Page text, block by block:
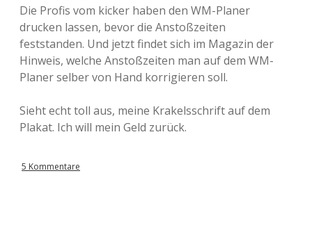
Die Profis vom kicker haben den WM-Planer
drucken lassen, bevor die Anstoßzeiten
feststanden. Und jetzt findet sich im Magazin der
Hinweis, welche Anstoßzeiten man auf dem WM-
Planer selber von Hand korrigieren soll.
Sieht echt toll aus, meine Krakelsschrift auf dem
Plakat. Ich will mein Geld zurück.
5 Kommentare